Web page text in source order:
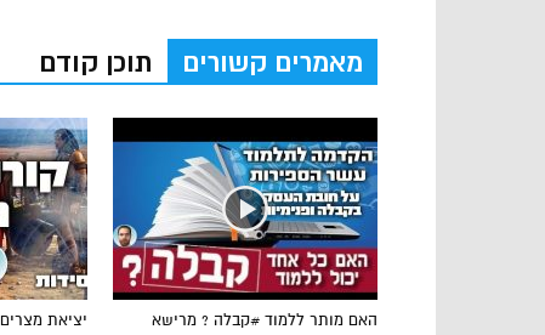
מאמרים קשורים תוכן קודם
יציאת מצרים
האם מותר ללמוד #קבלה ? מרישא